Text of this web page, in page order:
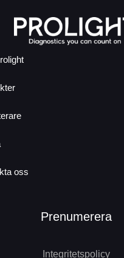
oss
Prenumerera
Integritetspolicy